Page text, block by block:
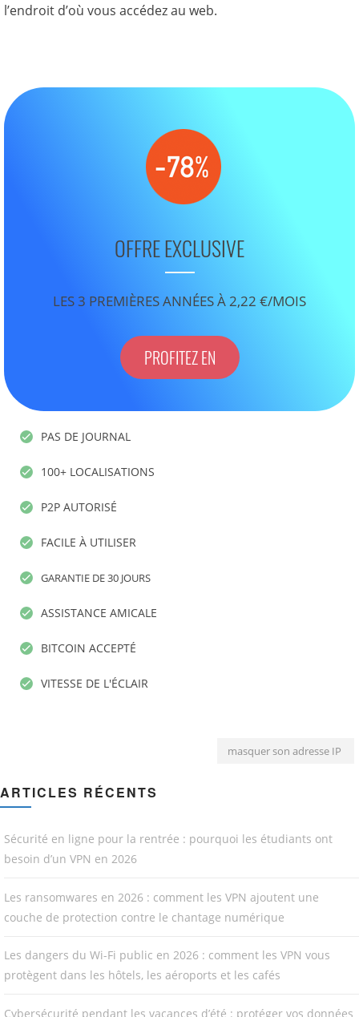
l’endroit d’où vous accédez au web.
OFFRE EXCLUSIVE
LES 3 PREMIÈRES ANNÉES À 2,22 €/MOIS
PROFITEZ EN
PAS DE JOURNAL
100+ LOCALISATIONS
P2P AUTORISÉ
FACILE À UTILISER
GARANTIE DE 30 JOURS
ASSISTANCE AMICALE
BITCOIN ACCEPTÉ
VITESSE DE L'ÉCLAIR
masquer son adresse IP
ARTICLES RÉCENTS
Sécurité en ligne pour la rentrée : pourquoi les étudiants ont
besoin d’un VPN en 2026
Les ransomwares en 2026 : comment les VPN ajoutent une
couche de protection contre le chantage numérique
Les dangers du Wi-Fi public en 2026 : comment les VPN vous
protègent dans les hôtels, les aéroports et les cafés
Cybersécurité pendant les vacances d’été : protéger vos données